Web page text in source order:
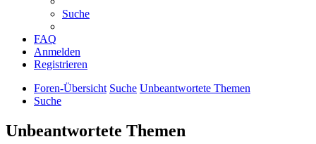
Suche
FAQ
Anmelden
Registrieren
Foren-Übersicht Suche Unbeantwortete Themen
Suche
Unbeantwortete Themen